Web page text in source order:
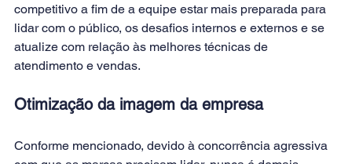
competitivo a fim de a equipe estar mais preparada para
lidar com o público, os desafios internos e externos e se
atualize com relação às melhores técnicas de
atendimento e vendas.
Otimização da imagem da empresa
Conforme mencionado, devido à concorrência agressiva